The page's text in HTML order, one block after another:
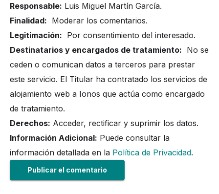
Responsable: Luis Miguel Martín García.
Finalidad: Moderar los comentarios.
Legitimación: Por consentimiento del interesado.
Destinatarios y encargados de tratamiento: No se
ceden o comunican datos a terceros para prestar
este servicio. El Titular ha contratado los servicios de
alojamiento web a Ionos que actúa como encargado
de tratamiento.
Derechos: Acceder, rectificar y suprimir los datos.
Información Adicional: Puede consultar la
información detallada en la Política de Privacidad.